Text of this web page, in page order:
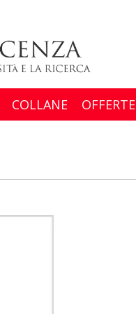
COLLANE OFFERTE